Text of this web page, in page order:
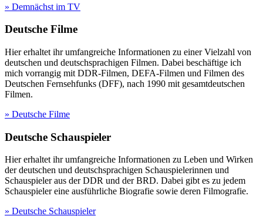
» Demnächst im TV
Deutsche Filme
Hier erhaltet ihr umfangreiche Informationen zu einer Vielzahl von
deutschen und deutschsprachigen Filmen. Dabei beschäftige ich
mich vorrangig mit DDR-Filmen, DEFA-Filmen und Filmen des
Deutschen Fernsehfunks (DFF), nach 1990 mit gesamtdeutschen
Filmen.
» Deutsche Filme
Deutsche Schauspieler
Hier erhaltet ihr umfangreiche Informationen zu Leben und Wirken
der deutschen und deutschsprachigen Schauspielerinnen und
Schauspieler aus der DDR und der BRD. Dabei gibt es zu jedem
Schauspieler eine ausführliche Biografie sowie deren Filmografie.
» Deutsche Schauspieler